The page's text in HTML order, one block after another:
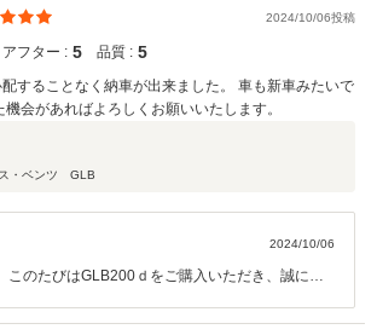
れるということでしたがいかがだったでしょう
にいらして下さい。 一期一会。お会いできる日楽
ります。
2024/10/06投稿
アフター : 5 品質 : 5
することなく納車が出来ました。 車も新車みたいで
会があればよろしくお願いいたします。
ス・ベンツ GLB
2024/10/06
のたびはGLB200ｄをご購入いただき、誠にあ
し上げます。 その後非常にご満足いただいておら